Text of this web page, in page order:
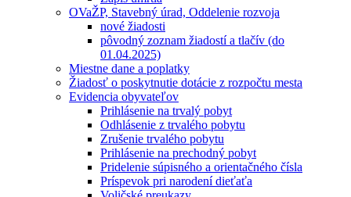
OVaŽP, Stavebný úrad, Oddelenie rozvoja
nové žiadosti
pôvodný zoznam žiadostí a tlačív (do
01.04.2025)
Miestne dane a poplatky
Žiadosť o poskytnutie dotácie z rozpočtu mesta
Evidencia obyvateľov
Prihlásenie na trvalý pobyt
Odhlásenie z trvalého pobytu
Zrušenie trvalého pobytu
Prihlásenie na prechodný pobyt
Pridelenie súpisného a orientačného čísla
Príspevok pri narodení dieťaťa